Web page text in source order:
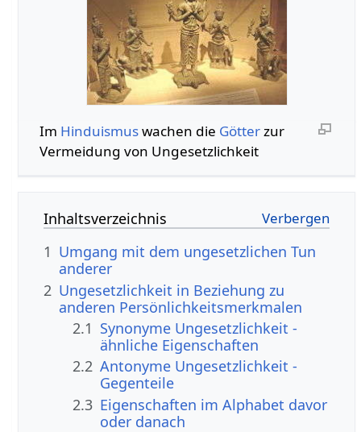
Im Hinduismuswachen die Götterzur
Vermeidung von Ungesetzlichkeit
Inhaltsverzeichnis
1 Umgang mit dem ungesetzlichen Tun
anderer
2 Ungesetzlichkeit in Beziehung zu
anderen Persönlichkeitsmerkmalen
2.1 Synonyme Ungesetzlichkeit -
ähnliche Eigenschaften
2.2 Antonyme Ungesetzlichkeit -
Gegenteile
2.3 Eigenschaften im Alphabet davor
oder danach